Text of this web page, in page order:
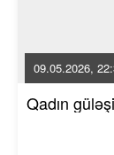
09.05.2026,
Qadın